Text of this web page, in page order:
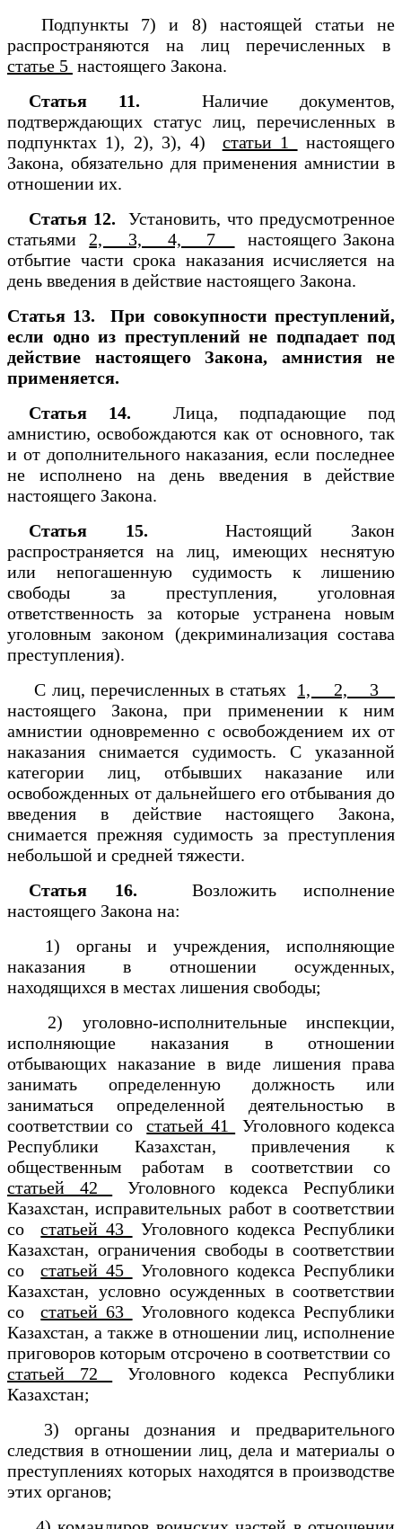
Подпункты 7) и 8) настоящей статьи не
распространяются на лиц перечисленных в
статье 5 настоящего Закона.
Статья 11.Наличие документов,
подтверждающих статус лиц, перечисленных в
подпунктах 1), 2), 3), 4) статьи 1
настоящего
Закона, обязательно для применения амнистии в
отношении их.
Статья 12. Установить, что предусмотренное
статьями 2, 3, 4, 7
настоящего Закона
отбытие части срока наказания исчисляется на
день введения в действие настоящего Закона.
Статья 13. При совокупности преступлений,
если одно из преступлений не подпадает под
действие настоящего Закона, амнистия не
применяется.
Статья 14.Лица, подпадающие под
амнистию, освобождаются как от основного, так
и от дополнительного наказания, если последнее
не исполнено на день введения в действие
настоящего Закона.
Статья 15. Настоящий Закон
распространяется на лиц, имеющих неснятую
или непогашенную судимость к лишению
свободы за преступления, уголовная
ответственность за которые устранена новым
уголовным законом (декриминализация состава
преступления).
С лиц, перечисленных в статьях 1, 2, 3
настоящего Закона, при применении к ним
амнистии одновременно с освобождением их от
наказания снимается судимость. С указанной
категории лиц, отбывших наказание или
освобожденных от дальнейшего его отбывания до
введения в действие настоящего Закона,
снимается прежняя судимость за преступления
небольшой и средней тяжести.
Статья 16. Возложить исполнение
настоящего Закона на:
1) органы и учреждения, исполняющие
наказания в отношении осужденных,
находящихся в местах лишения свободы;
2) уголовно-исполнительные инспекции,
исполняющие наказания в отношении
отбывающих наказание в виде лишения права
занимать определенную должность или
заниматься определенной деятельностью в
соответствии состатьей 41
Уголовного кодекса
Республики Казахстан, привлечения к
общественным работам в соответствии со
статьей 42
Уголовного кодекса Республики
Казахстан, исправительных работ в соответствии
состатьей 43
Уголовного кодекса Республики
Казахстан, ограничения свободы в соответствии
состатьей 45
Уголовного кодекса Республики
Казахстан, условно осужденных в соответствии
состатьей 63
Уголовного кодекса Республики
Казахстан, а также в отношении лиц, исполнение
приговоров которым отсрочено в соответствии со
статьей 72
Уголовного кодекса Республики
Казахстан;
3) органы дознания и предварительного
следствия в отношении лиц, дела и материалы о
преступлениях которых находятся в производстве
этих органов;